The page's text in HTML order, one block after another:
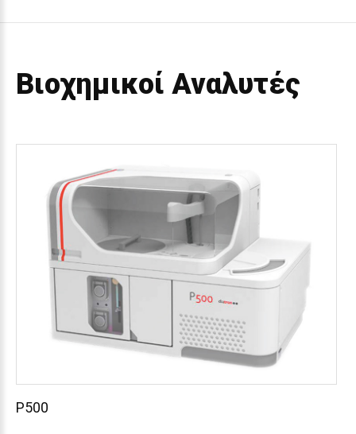
Βιοχημικοί Αναλυτές
P500